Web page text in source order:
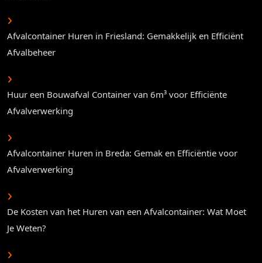
Afvalcontainer Huren in Friesland: Gemakkelijk en Efficiënt
Afvalbeheer
Huur een Bouwafval Container van 6m³ voor Efficiënte
Afvalverwerking
Afvalcontainer Huren in Breda: Gemak en Efficiëntie voor
Afvalverwerking
De Kosten van het Huren van een Afvalcontainer: Wat Moet
Je Weten?